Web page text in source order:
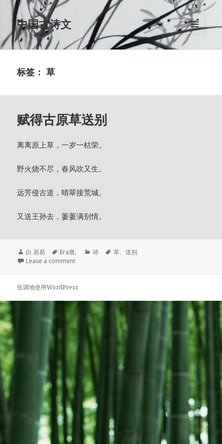
中国古诗文
菜单和
挂件
标签：草
赋得古原草送别
离离原上草，一岁一枯荣。
野火烧不尽，春风吹又生。
远芳侵古道，晴翠接荒城。
又送王孙去，萋萋满别情。
作
者
白 居易 time:
Era唐,
分
诗
标
草、送别
Leave a comment
低调地使用WordPress